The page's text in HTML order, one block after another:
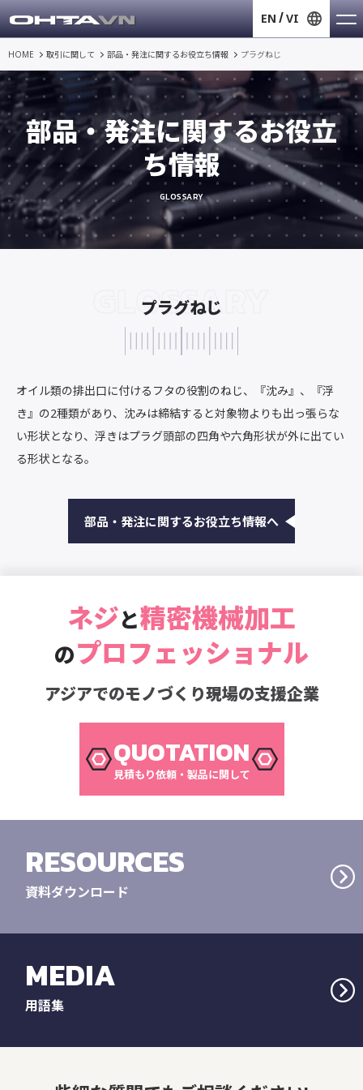
EN VI
HOME 取引に関して 部品・発注に関するお役立ち情報 プラグねじ
部品・発注に関するお役立
ち情報
GLOSSARY
GLOSSARY
プラグねじ
オイル類の排出口に付けるフタの役割のねじ、『沈み』、『浮
き』の2種類があり、沈みは締結すると対象物よりも出っ張らな
い形状となり、浮きはプラグ頭部の四角や六角形状が外に出てい
る形状となる。
部品・発注に関するお役立ち情報へ
ネジと精密機械加工
のプロフェッショナル
アジアでのモノづくり現場の支援企業
QUOTATION
見積もり依頼・製品に関して
RESOURCES
資料ダウンロード
MEDIA
用語集